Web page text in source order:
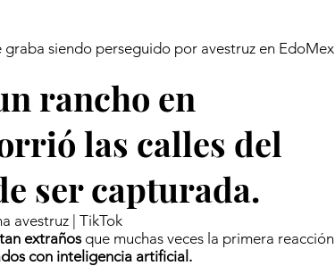
siendo perseguido por avestruz en EdoMex
rancho en
las calles del
ser capturada.
avestruz | TikTok
extrañosque muchas veces la primera reacción
con inteligencia artificial.